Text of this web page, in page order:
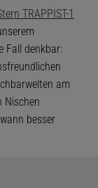
TRAPPIST-1
Fall denkbar:
am
Nischen
besser